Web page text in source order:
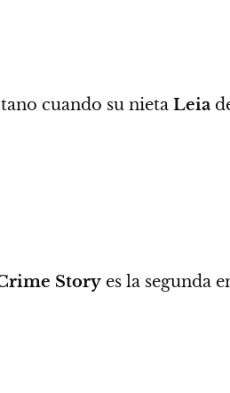
cuando su nieta Leia
Story es la segunda